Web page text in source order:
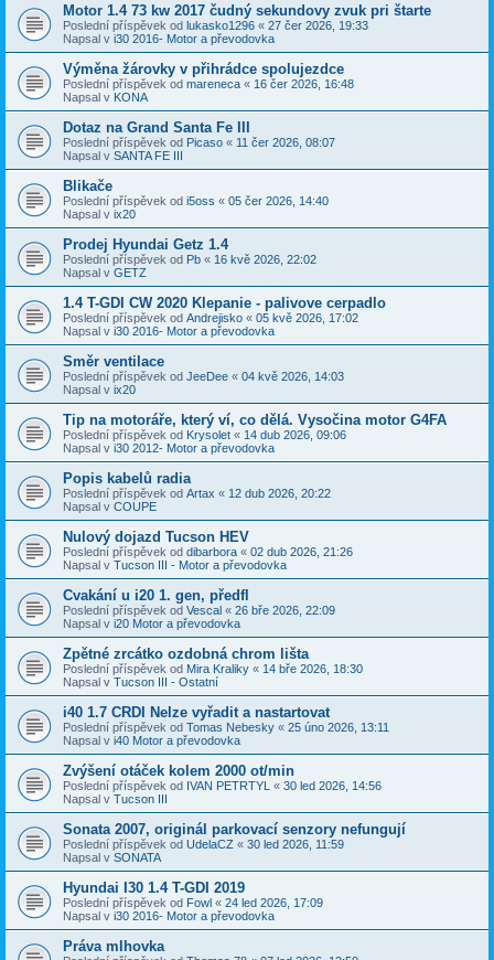
Motor 1.4 73 kw 2017 čudný sekundovy zvuk pri štarte
Poslední příspěvek od lukasko1296 « 27 čer 2026, 19:33
Napsal v i30 2016- Motor a převodovka
Výměna žárovky v přihrádce spolujezdce
Poslední příspěvek od mareneca « 16 čer 2026, 16:48
Napsal v KONA
Dotaz na Grand Santa Fe III
Poslední příspěvek od Picaso « 11 čer 2026, 08:07
Napsal v SANTA FE III
Blikače
Poslední příspěvek od i5oss « 05 čer 2026, 14:40
Napsal v ix20
Prodej Hyundai Getz 1.4
Poslední příspěvek od Pb « 16 kvě 2026, 22:02
Napsal v GETZ
1.4 T-GDI CW 2020 Klepanie - palivove cerpadlo
Poslední příspěvek od Andrejisko « 05 kvě 2026, 17:02
Napsal v i30 2016- Motor a převodovka
Směr ventilace
Poslední příspěvek od JeeDee « 04 kvě 2026, 14:03
Napsal v ix20
Tip na motoráře, který ví, co dělá. Vysočina motor G4FA
Poslední příspěvek od Krysolet « 14 dub 2026, 09:06
Napsal v i30 2012- Motor a převodovka
Popis kabelů radia
Poslední příspěvek od Artax « 12 dub 2026, 20:22
Napsal v COUPE
Nulový dojazd Tucson HEV
Poslední příspěvek od dibarbora « 02 dub 2026, 21:26
Napsal v Tucson III - Motor a převodovka
Cvakání u i20 1. gen, předfl
Poslední příspěvek od Vescal « 26 bře 2026, 22:09
Napsal v i20 Motor a převodovka
Zpětné zrcátko ozdobná chrom lišta
Poslední příspěvek od Mira Kraliky « 14 bře 2026, 18:30
Napsal v Tucson III - Ostatní
i40 1.7 CRDI Nelze vyřadit a nastartovat
Poslední příspěvek od Tomas Nebesky « 25 úno 2026, 13:11
Napsal v i40 Motor a převodovka
Zvýšení otáček kolem 2000 ot/min
Poslední příspěvek od IVAN PETRTYL « 30 led 2026, 14:56
Napsal v Tucson III
Sonata 2007, originál parkovací senzory nefungují
Poslední příspěvek od UdelaCZ « 30 led 2026, 11:59
Napsal v SONATA
Hyundai I30 1.4 T-GDI 2019
Poslední příspěvek od Fowl « 24 led 2026, 17:09
Napsal v i30 2016- Motor a převodovka
Práva mlhovka